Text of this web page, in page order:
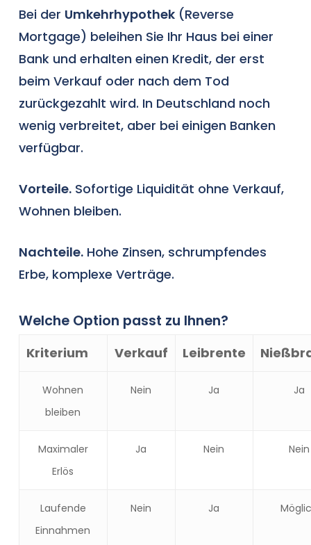
Bei der Umkehrhypothek(Reverse
Mortgage) beleihen Sie Ihr Haus bei einer
Bank und erhalten einen Kredit, der erst
beim Verkauf oder nach dem Tod
zurückgezahlt wird. In Deutschland noch
wenig verbreitet, aber bei einigen Banken
verfügbar.
Vorteile.Sofortige Liquidität ohne Verkauf,
Wohnen bleiben.
Nachteile.Hohe Zinsen, schrumpfendes
Erbe, komplexe Verträge.
Welche Option passt zu Ihnen?
Kriterium Verkauf Leibrente
Wohnen
bleiben
Nein Ja Ja
Maximaler
Erlös
Ja Nein Nein
Laufende
Einnahmen
Nein Ja